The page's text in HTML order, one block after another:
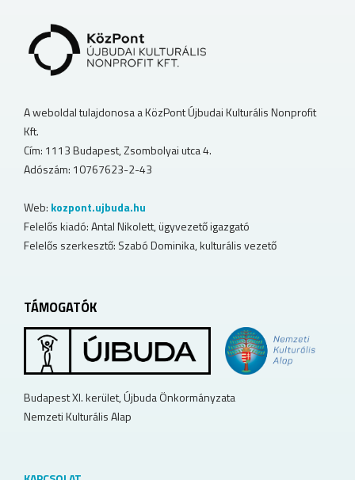
A weboldal tulajdonosa a KözPont Újbudai Kulturális Nonprofit
Kft.
Cím: 1113 Budapest, Zsombolyai utca 4.
Adószám: 10767623-2-43
Web: kozpont.ujbuda.hu
Felelős kiadó: Antal Nikolett, ügyvezető igazgató
Felelős szerkesztő: Szabó Dominika, kulturális vezető
TÁMOGATÓK
Budapest XI. kerület, Újbuda Önkormányzata
Nemzeti Kulturális Alap